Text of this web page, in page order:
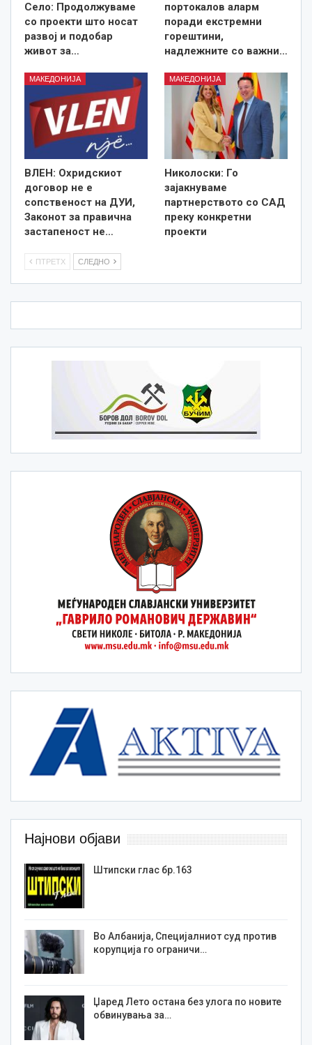
Село: Продолжуваме
со проекти што носат
развој и подобар
живот за…
портокалов аларм
поради екстремни
горештини,
надлежните со важни…
МАКЕДОНИЈА
ВЛЕН: Охридскиот
договор не е
сопственост на ДУИ,
Законот за правична
застапеност не…
МАКЕДОНИЈА
Николоски: Го
зајакнуваме
партнерството со САД
преку конкретни
проекти
ПТРЕТХ СЛЕДНО
Најнови објави
Штипски глас бр.163
Во Албанија, Специјалниот суд против
корупција го ограничи…
Џаред Лето остана без улога по новите
обвинувања за…